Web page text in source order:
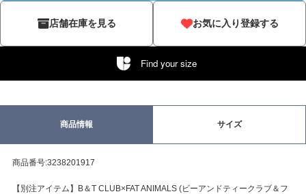
店舗在庫を見る お気に入り登録する
Find your size
商品情報 サイズ
商品番号:3238201917
【別注アイテム】B＆T CLUB×FAT ANIMALS (ビーアンドティークラブ＆フ